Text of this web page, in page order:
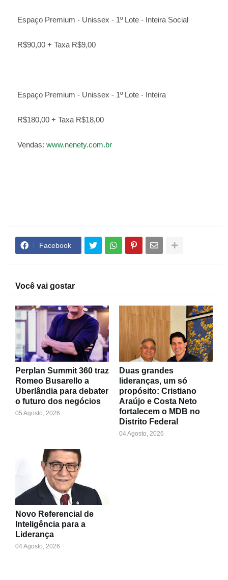
Espaço Premium - Unissex - 1º Lote - Inteira Social
R$90,00 + Taxa R$9,00
Espaço Premium - Unissex - 1º Lote - Inteira
R$180,00 + Taxa R$18,00
Vendas: www.nenety.com.br
Facebook
Você vai gostar
Perplan Summit 360 traz
Romeo Busarello a
Uberlândia para debater
o futuro dos negócios
05 Agosto, 2026
Duas grandes
lideranças, um só
propósito: Cristiano
Araújo e Costa Neto
fortalecem o MDB no
Distrito Federal
04 Agosto, 2026
Novo Referencial de
Inteligência para a
Liderança
04 Agosto, 2026